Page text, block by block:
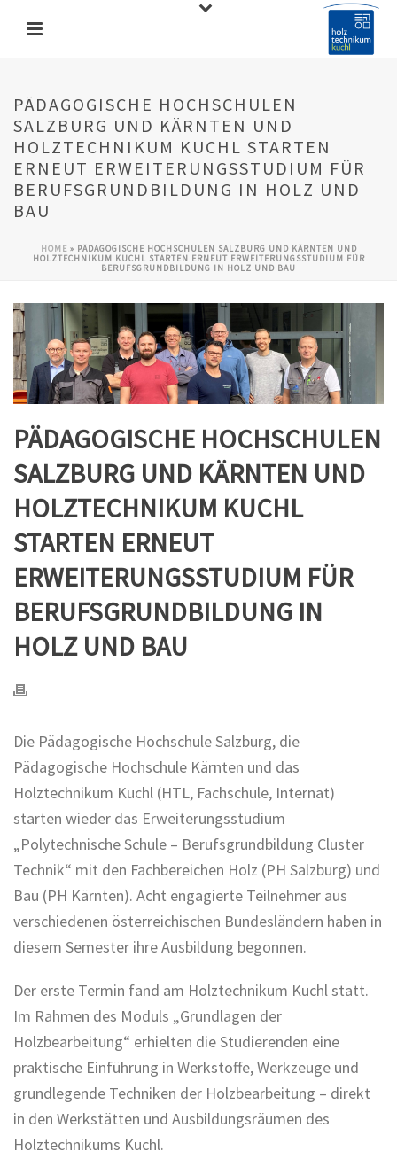
PÄDAGOGISCHE HOCHSCHULEN
SALZBURG UND KÄRNTEN UND
HOLZTECHNIKUM KUCHL STARTEN
ERNEUT ERWEITERUNGSSTUDIUM FÜR
BERUFSGRUNDBILDUNG IN HOLZ UND
BAU
HOME» PÄDAGOGISCHE HOCHSCHULEN SALZBURG UND KÄRNTEN UND
HOLZTECHNIKUM KUCHL STARTEN ERNEUT ERWEITERUNGSSTUDIUM FÜR
BERUFSGRUNDBILDUNG IN HOLZ UND BAU
PÄDAGOGISCHE HOCHSCHULEN
SALZBURG UND KÄRNTEN UND
HOLZTECHNIKUM KUCHL
STARTEN ERNEUT
ERWEITERUNGSSTUDIUM FÜR
BERUFSGRUNDBILDUNG IN
HOLZ UND BAU
Die Pädagogische Hochschule Salzburg, die
Pädagogische Hochschule Kärnten und das
Holztechnikum Kuchl (HTL, Fachschule, Internat)
starten wieder das Erweiterungsstudium
„Polytechnische Schule – Berufsgrundbildung Cluster
Technik“ mit den Fachbereichen Holz (PH Salzburg) und
Bau (PH Kärnten). Acht engagierte Teilnehmer aus
verschiedenen österreichischen Bundesländern haben in
diesem Semester ihre Ausbildung begonnen.
Der erste Termin fand am Holztechnikum Kuchl statt.
Im Rahmen des Moduls „Grundlagen der
Holzbearbeitung“ erhielten die Studierenden eine
praktische Einführung in Werkstoffe, Werkzeuge und
grundlegende Techniken der Holzbearbeitung – direkt
in den Werkstätten und Ausbildungsräumen des
Holztechnikums Kuchl.